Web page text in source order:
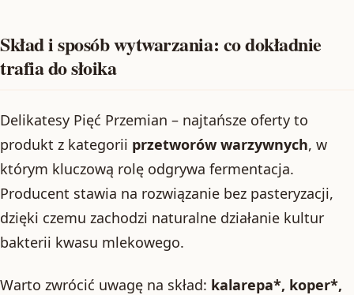
Skład i sposób wytwarzania: co dokładnie
trafia do słoika
Delikatesy Pięć Przemian – najtańsze oferty to
produkt z kategorii przetworów warzywnych, w
którym kluczową rolę odgrywa fermentacja.
Producent stawia na rozwiązanie bez pasteryzacji,
dzięki czemu zachodzi naturalne działanie kultur
bakterii kwasu mlekowego.
Warto zwrócić uwagę na skład: kalarepa*, koper*,